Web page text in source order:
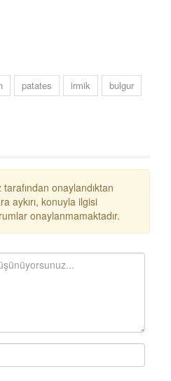
patates irmik bulgur
onaylandıktan
aykırı, konuyla ilgisi
onaylanmamaktadır.